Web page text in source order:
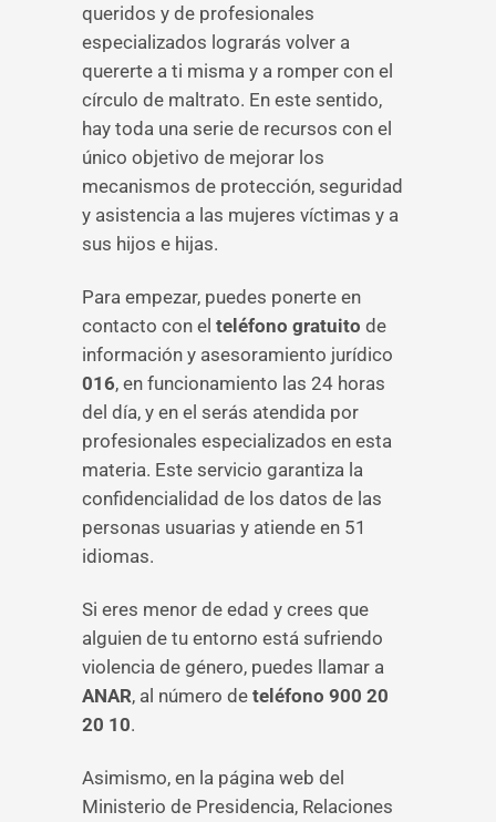
queridos y de profesionales
especializados lograrás volver a
quererte a ti misma y a romper con el
círculo de maltrato. En este sentido,
hay toda una serie de recursos con el
único objetivo de mejorar los
mecanismos de protección, seguridad
y asistencia a las mujeres víctimas y a
sus hijos e hijas.
Para empezar, puedes ponerte en
contacto con el teléfono gratuito de
información y asesoramiento jurídico
016, en funcionamiento las 24 horas
del día, y en el serás atendida por
profesionales especializados en esta
materia. Este servicio garantiza la
confidencialidad de los datos de las
personas usuarias y atiende en 51
idiomas.
Si eres menor de edad y crees que
alguien de tu entorno está sufriendo
violencia de género, puedes llamar a
ANAR, al número de teléfono 900 20
20 10.
Asimismo, en la página web del
Ministerio de Presidencia, Relaciones